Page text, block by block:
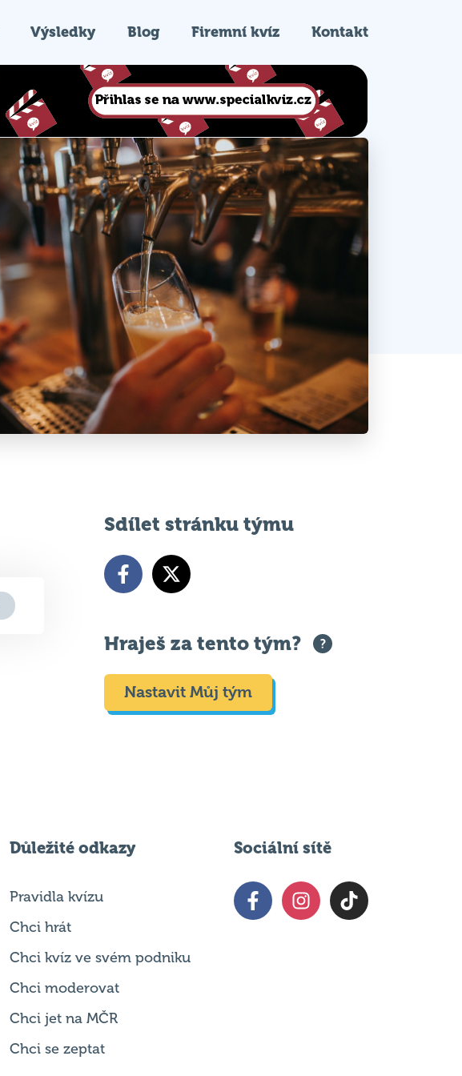
Výsledky Blog Firemní kvíz Kontakt
Sdílet stránku týmu
Hraješ za tento tým?
Nastavit Můj tým
Důležité odkazy
Pravidla kvízu
Chci hrát
Chci kvíz ve svém podniku
Chci moderovat
Chci jet na MČR
Chci se zeptat
Sociální sítě